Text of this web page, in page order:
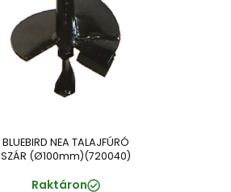
BLUEBIRD NEA TALAJFÚRÓ
SZÁR (Ø100mm)(720040)
Raktáron